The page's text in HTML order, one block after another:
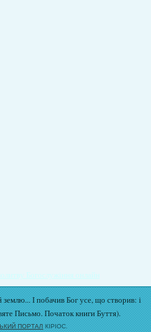
Богослужіння онлайн
І побачив Бог усе, що створив: і
Письмо. Початок книги Буття).
ПОРТАЛ КІРІОС.